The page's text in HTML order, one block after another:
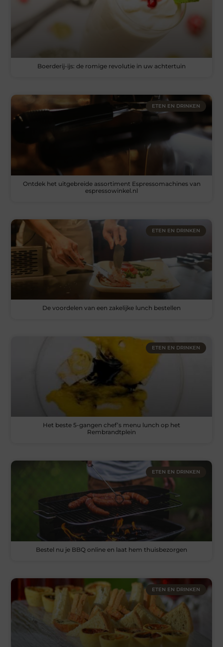
Boerderij-ijs: de romige revolutie in uw achtertuin
ETEN EN DRINKEN
Ontdek het uitgebreide assortiment Espressomachines van
espressowinkel.nl
ETEN EN DRINKEN
De voordelen van een zakelijke lunch bestellen
ETEN EN DRINKEN
Het beste 5-gangen chef’s menu lunch op het
Rembrandtplein
ETEN EN DRINKEN
Bestel nu je BBQ online en laat hem thuisbezorgen
ETEN EN DRINKEN